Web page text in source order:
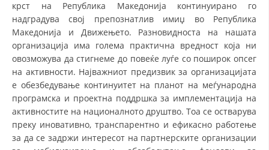
СТАТУТ НА ЦКРМ
ОРГАНИЗАЦИЈА И РАЗВОЈ
РАКОВОДЕН ОДБОР
крст на Република Македонија континуирано го
надградува свој препознатлив имиџ во Република
Македонија и Движењето. Разновидноста на нашата
организација има голема практична вредност која ни
овозможува да стигнеме до повеќе луѓе со поширок опсег
на активности. Најважниот предизвик за организацијата
е обезбедување континуитет на планот на меѓународна
програмска и проектна поддршка за имплементација на
активностите на националното друштво. Тоа се остварува
преку иновативно, транспарентно и ефикасно работење
за да се задржи интересот на партнерските организации